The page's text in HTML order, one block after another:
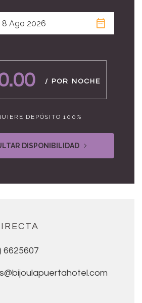
/ POR NOCHE
DEPÓSITO 100%
DISPONIBILIDAD
6625607